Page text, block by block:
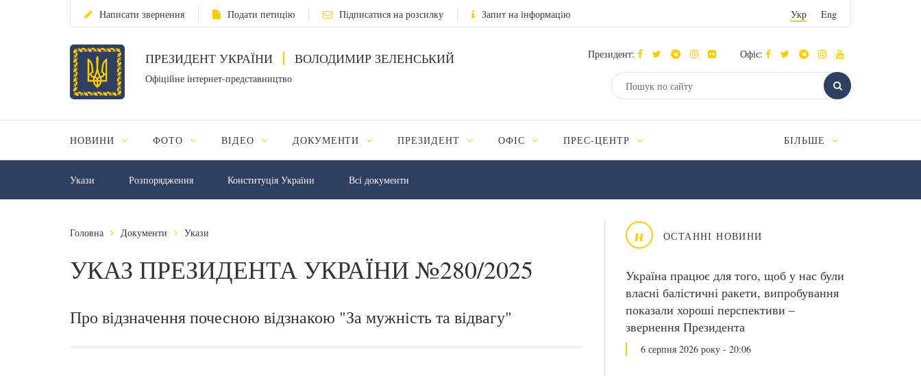
Написати звернення Подати петицію Підписатися на розсилку Запит на інформацію Укр Eng
ПРЕЗИДЕНТ УКРАЇНИ ВОЛОДИМИР ЗЕЛЕНСЬКИЙ
Офіційне інтернет-представництво
Президент: Офіс:
НОВИНИ ФОТО ВІДЕО ДОКУМЕНТИ ПРЕЗИДЕНТ ОФІС ПРЕС-ЦЕНТР БІЛЬШЕ
Укази Розпорядження Конституція України Всі документи
н ОСТАННІ НОВИНИ
Україна працює для того, щоб у нас були
власні балістичні ракети, випробування
показали хороші перспективи –
звернення Президента
6 серпня 2026 року - 20:06
Головна Документи Укази
УКАЗ ПРЕЗИДЕНТА УКРАЇНИ №280/2025
Про відзначення почесною відзнакою "За мужність та відвагу"